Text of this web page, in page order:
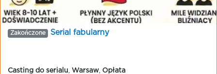
Zakończone Serial fabularny
Casting do serialu Warsaw Opłata